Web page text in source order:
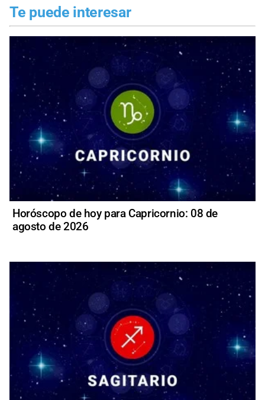
Te puede interesar
Horóscopo de hoy para Capricornio: 08 de
agosto de 2026